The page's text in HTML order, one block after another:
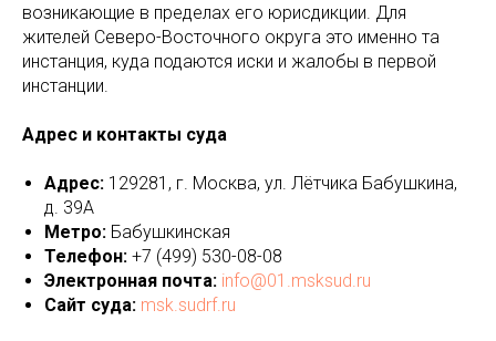
возникающие в пределах его юрисдикции. Для
жителей Северо-Восточного округа это именно та
инстанция, куда подаются иски и жалобы в первой
инстанции.
Адрес и контакты суда
Адрес: 129281, г. Москва, ул. Лётчика Бабушкина,
д. 39А
Метро: Бабушкинская
Телефон: +7 (499) 530-08-08
Электронная почта: info@01.msksud.ru
Сайт суда: msk.sudrf.ru